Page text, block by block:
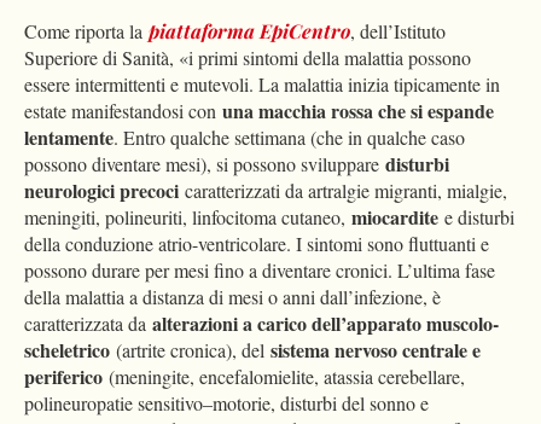
Come riporta la piattaforma EpiCentro, dell’Istituto
Superiore di Sanità, «i primi sintomi della malattia possono
essere intermittenti e mutevoli. La malattia inizia tipicamente in
estate manifestandosi con una macchia rossa che si espande
lentamente. Entro qualche settimana (che in qualche caso
possono diventare mesi), si possono sviluppare disturbi
neurologici precoci caratterizzati da artralgie migranti, mialgie,
meningiti, polineuriti, linfocitoma cutaneo, miocardite e disturbi
della conduzione atrio-ventricolare. I sintomi sono fluttuanti e
possono durare per mesi fino a diventare cronici. L’ultima fase
della malattia a distanza di mesi o anni dall’infezione, è
caratterizzata da alterazioni a carico dell’apparato muscolo-
scheletrico (artrite cronica), del sistema nervoso centrale e
periferico (meningite, encefalomielite, atassia cerebellare,
polineuropatie sensitivo–motorie, disturbi del sonno e